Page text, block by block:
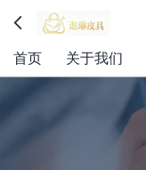

首页 关于我们